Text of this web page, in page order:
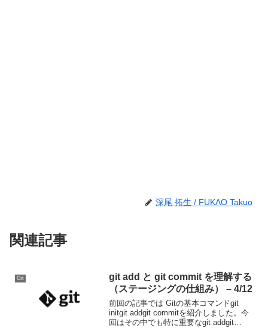
深尾 拓生 / FUKAO Takuo
関連記事
Git
git add と git commit を理解する
（ステージングの仕組み） – 4/12
前回の記事では Gitの基本コマンドgit
initgit addgit commitを紹介しました。今
回はその中でも特に重要なgit addgit